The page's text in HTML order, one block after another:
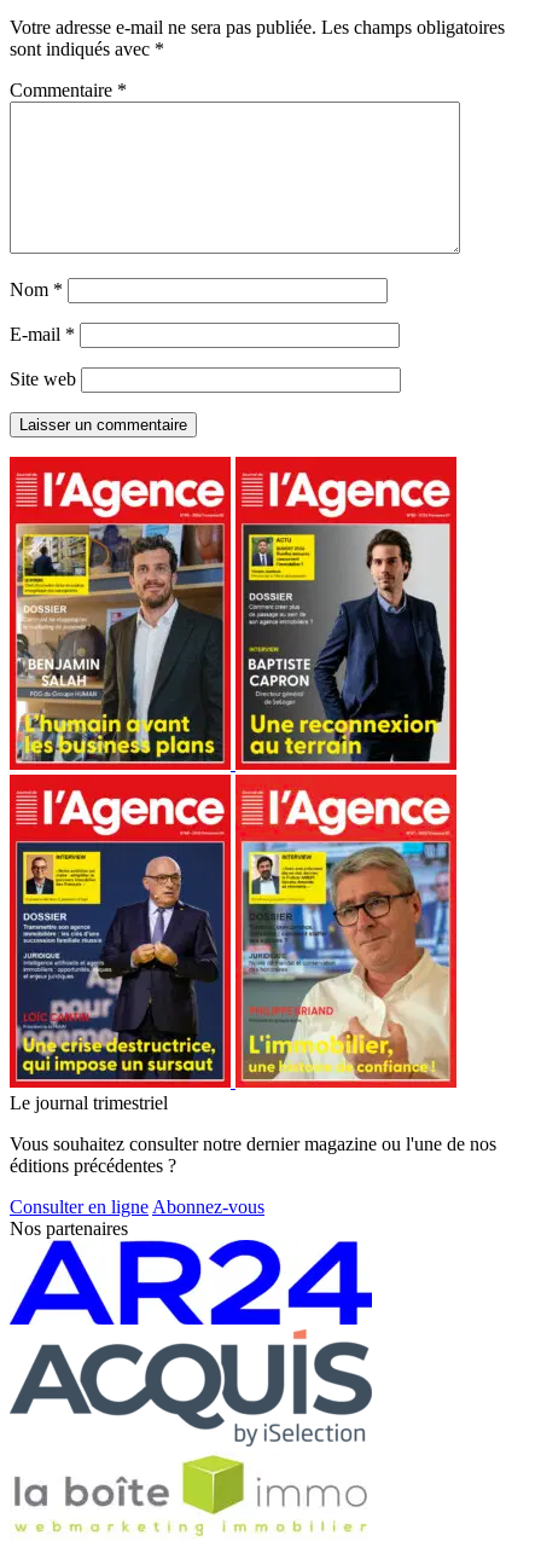
Votre adresse e-mail ne sera pas publiée. Les champs obligatoires
sont indiqués avec *
Commentaire *
Nom *
E-mail *
Site web
Le journal trimestriel
Vous souhaitez consulter notre dernier magazine ou l'une de nos
éditions précédentes ?
Consulter en ligne Abonnez-vous
Nos partenaires